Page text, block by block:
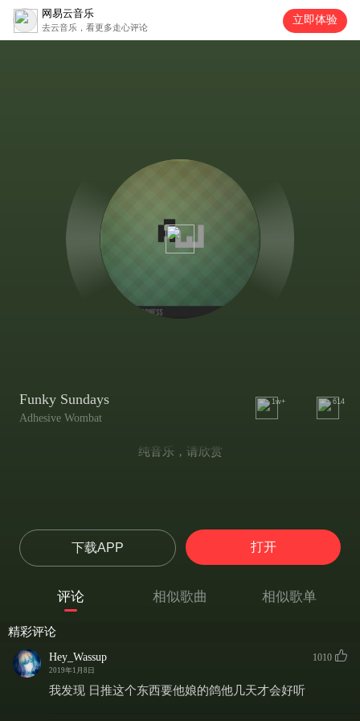
网易云音乐
去云音乐，看更多走心评论
立即体验
Funky Sundays
Adhesive Wombat
1w+ 614
纯音乐，请欣赏
下载APP 打开
评论 相似歌曲 相似歌单
精彩评论
Hey_Wassup
2019年1月8日
1010
我发现 日推这个东西要他娘的鸽他几天才会好听